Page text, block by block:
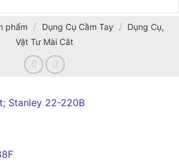
phẩm / Dụng Cụ Cầm Tay / Dụng Cụ,
Vật Tư Mài Cắt